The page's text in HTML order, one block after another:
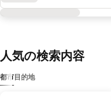
人気の検索内容
都市目的地